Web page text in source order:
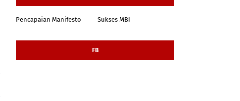
Pencapaian Manifesto Sukses MBI
FB